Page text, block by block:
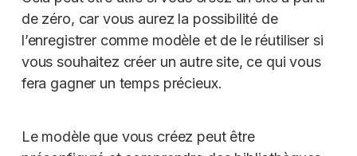
de zéro, car vous aurez la possibilité de
l’enregistrer comme modèle et de le réutiliser si
vous souhaitez créer un autre site, ce qui vous
fera gagner un temps précieux.
Le modèle que vous créez peut être